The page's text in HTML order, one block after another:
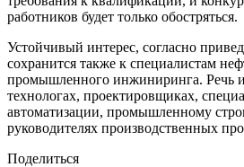
работников будет только обостряться.
Устойчивый интерес, согласно
сохранится также к специалистам
промышленного инжиниринга. Речь
технологах, проектировщиках,
автоматизации, промышленному
руководителях производственных
Поделиться